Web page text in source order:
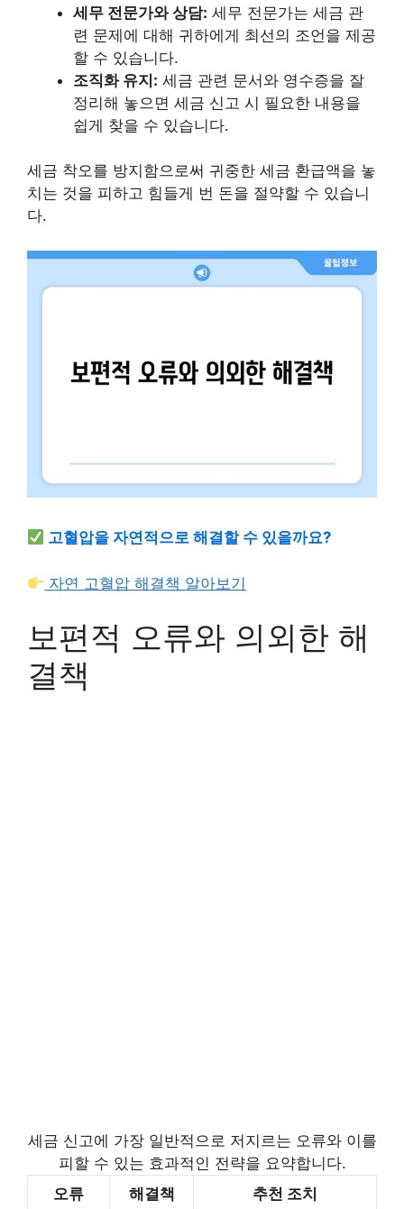
세무 전문가와 상담: 세무 전문가는 세금 관
련 문제에 대해 귀하에게 최선의 조언을 제공
할 수 있습니다.
조직화 유지: 세금 관련 문서와 영수증을 잘
정리해 놓으면 세금 신고 시 필요한 내용을
쉽게 찾을 수 있습니다.
세금 착오를 방지함으로써 귀중한 세금 환급액을 놓
치는 것을 피하고 힘들게 번 돈을 절약할 수 있습니
다.
고혈압을 자연적으로 해결할 수 있을까요?
자연 고혈압 해결책 알아보기
보편적 오류와 의외한 해
결책
세금 신고에 가장 일반적으로 저지르는 오류와 이를
피할 수 있는 효과적인 전략을 요약합니다.
오류
해결책 추천 조치